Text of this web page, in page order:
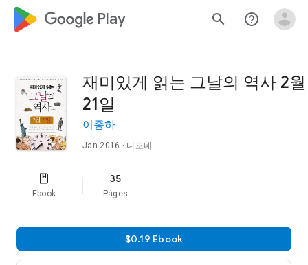
google_logo Play search help_outline
재미있게 읽는 그날의 역사 2월
21일
이종하
Jan 2016 · 디오네
Ebook
35
Pages
$0.19 Ebook